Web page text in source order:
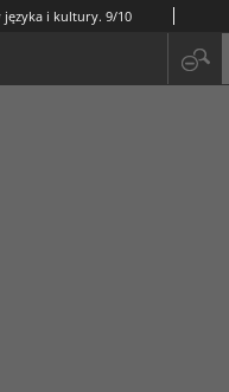
i kultury. 9/10